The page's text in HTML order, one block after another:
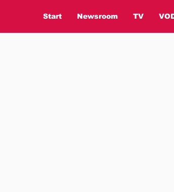
Start Newsroom TV